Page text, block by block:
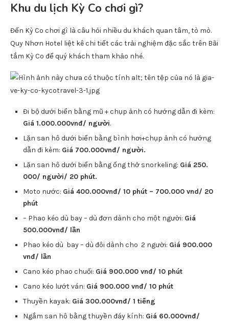
Khu du lịch Kỳ Co chơi gì?
Đến Kỳ Co chơi gì là câu hỏi nhiều du khách quan tâm, tò mò.
Quy Nhơn Hotel liệt kê chi tiết các trải nghiệm đặc sắc trên Bãi
tắm Kỳ Co để quý khách tham khảo nhé.
Đi bộ dưới biển bằng mũ + chụp ảnh có hướng dẫn đi kèm:
Giá 1.000.000vnđ/ người.
Lặn san hô dưới biển bằng bình hơi+chụp ảnh có hướng
dẫn đi kèm: Giá 700.000vnđ/ người.
Lặn san hô dưới biển bằng ống thở snorkeling: Giá 250.
000/ người/ 20 phút.
Moto nước: Giá 400.000vnđ/ 10 phút – 700.000 vnd/ 20
phút
– Phao kéo dù bay – dù đơn dành cho một người: Giá
500.000vnđ/ lần
Phao kéo dù bay – dù đôi dành cho 2 người: Giá 900.000
vnđ/ lần
Cano kéo phao chuối: Giá 900.000 vnđ/ 10 phút
Cano kéo lướt ván: Giá 900.000 vnđ/ 10 phút
Thuyền kayak: Giá 300.000vnđ/ 1 tiếng
Ngắm san hô bằng thuyền đáy kính: Giá 60.000vnđ/